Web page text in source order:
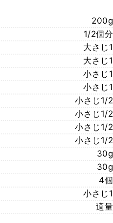
200g
1/2個分
大さじ1
大さじ1
小さじ1
小さじ1
小さじ1/2
小さじ1/2
小さじ1/2
小さじ1/2
30g
30g
4個
小さじ1
適量